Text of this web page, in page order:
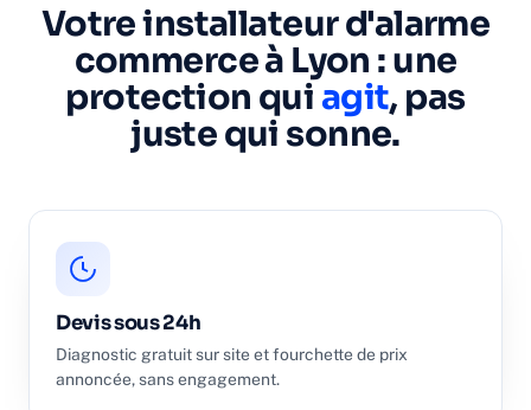
Votre installateur d'alarme
commerce à Lyon : une
protection qui agit, pas
juste qui sonne.
Devis sous 24h
Diagnostic gratuit sur site et fourchette de prix
annoncée, sans engagement.